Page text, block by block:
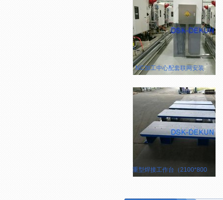
NC加工中心配套联网安装
重型焊接工作台（2100*800*250